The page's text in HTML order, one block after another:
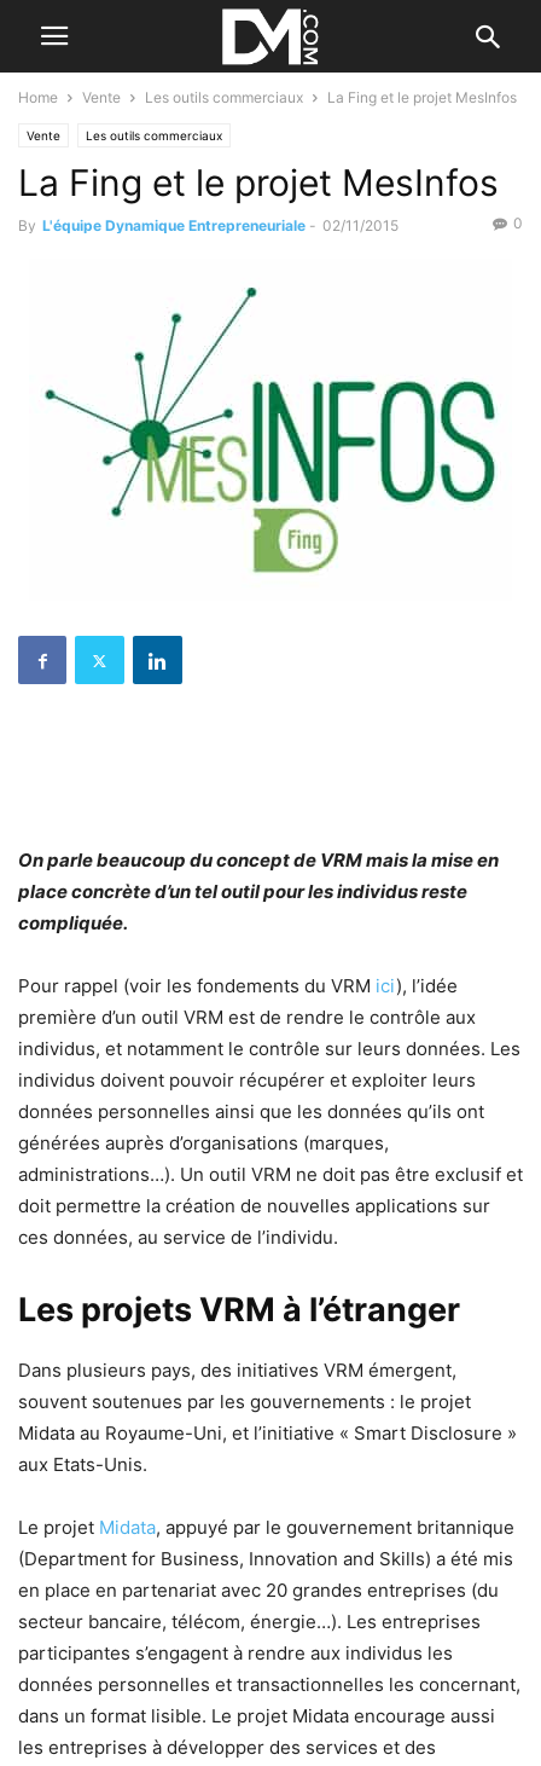
Home Vente Les outils commerciaux La Fing et le projet MesInfos
Vente Les outils commerciaux
La Fing et le projet MesInfos
By L'équipe Dynamique Entrepreneuriale - 02/11/2015 0
On parle beaucoup du concept de VRM mais la mise en
place concrète d’un tel outil pour les individus reste
compliquée.
Pour rappel (voir les fondements du VRM ici), l’idée
première d’un outil VRM est de rendre le contrôle aux
individus, et notamment le contrôle sur leurs données. Les
individus doivent pouvoir récupérer et exploiter leurs
données personnelles ainsi que les données qu’ils ont
générées auprès d’organisations (marques,
administrations…). Un outil VRM ne doit pas être exclusif et
doit permettre la création de nouvelles applications sur
ces données, au service de l’individu.
Les projets VRM à l’étranger
Dans plusieurs pays, des initiatives VRM émergent,
souvent soutenues par les gouvernements : le projet
Midata au Royaume-Uni, et l’initiative « Smart Disclosure »
aux Etats-Unis.
Le projet Midata, appuyé par le gouvernement britannique
(Department for Business, Innovation and Skills) a été mis
en place en partenariat avec 20 grandes entreprises (du
secteur bancaire, télécom, énergie…). Les entreprises
participantes s’engagent à rendre aux individus les
données personnelles et transactionnelles les concernant,
dans un format lisible. Le projet Midata encourage aussi
les entreprises à développer des services et des